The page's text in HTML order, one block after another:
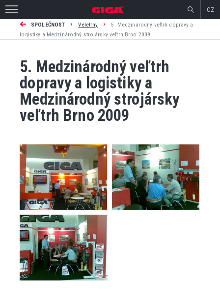
CZ
SPOLEČNOST › Veletrhy ›
5. Medzinárodný veľtrh dopravy a
logistiky a Medzinárodný strojársky veľtrh Brno 2009
5. Medzinárodný veľtrh
dopravy a logistiky a
Medzinárodný strojársky
veľtrh Brno 2009